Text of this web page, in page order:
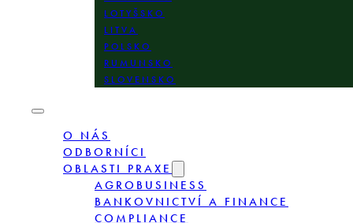
LOTYŠSKO
LITVA
POLSKO
RUMUNSKO
SLOVENSKO
O NÁS
ODBORNÍCI
OBLASTI PRAXE
AGROBUSINESS
BANKOVNICTVÍ A FINANCE
COMPLIANCE